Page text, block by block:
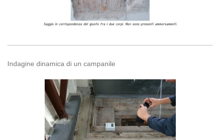
Indagine dinamica di un campanile